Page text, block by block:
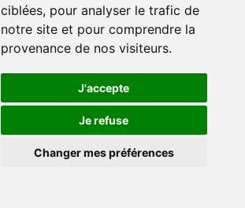
ciblées, pour analyser le trafic de
notre site et pour comprendre la
provenance de nos visiteurs.
J'accepte
Je refuse
Changer mes préférences